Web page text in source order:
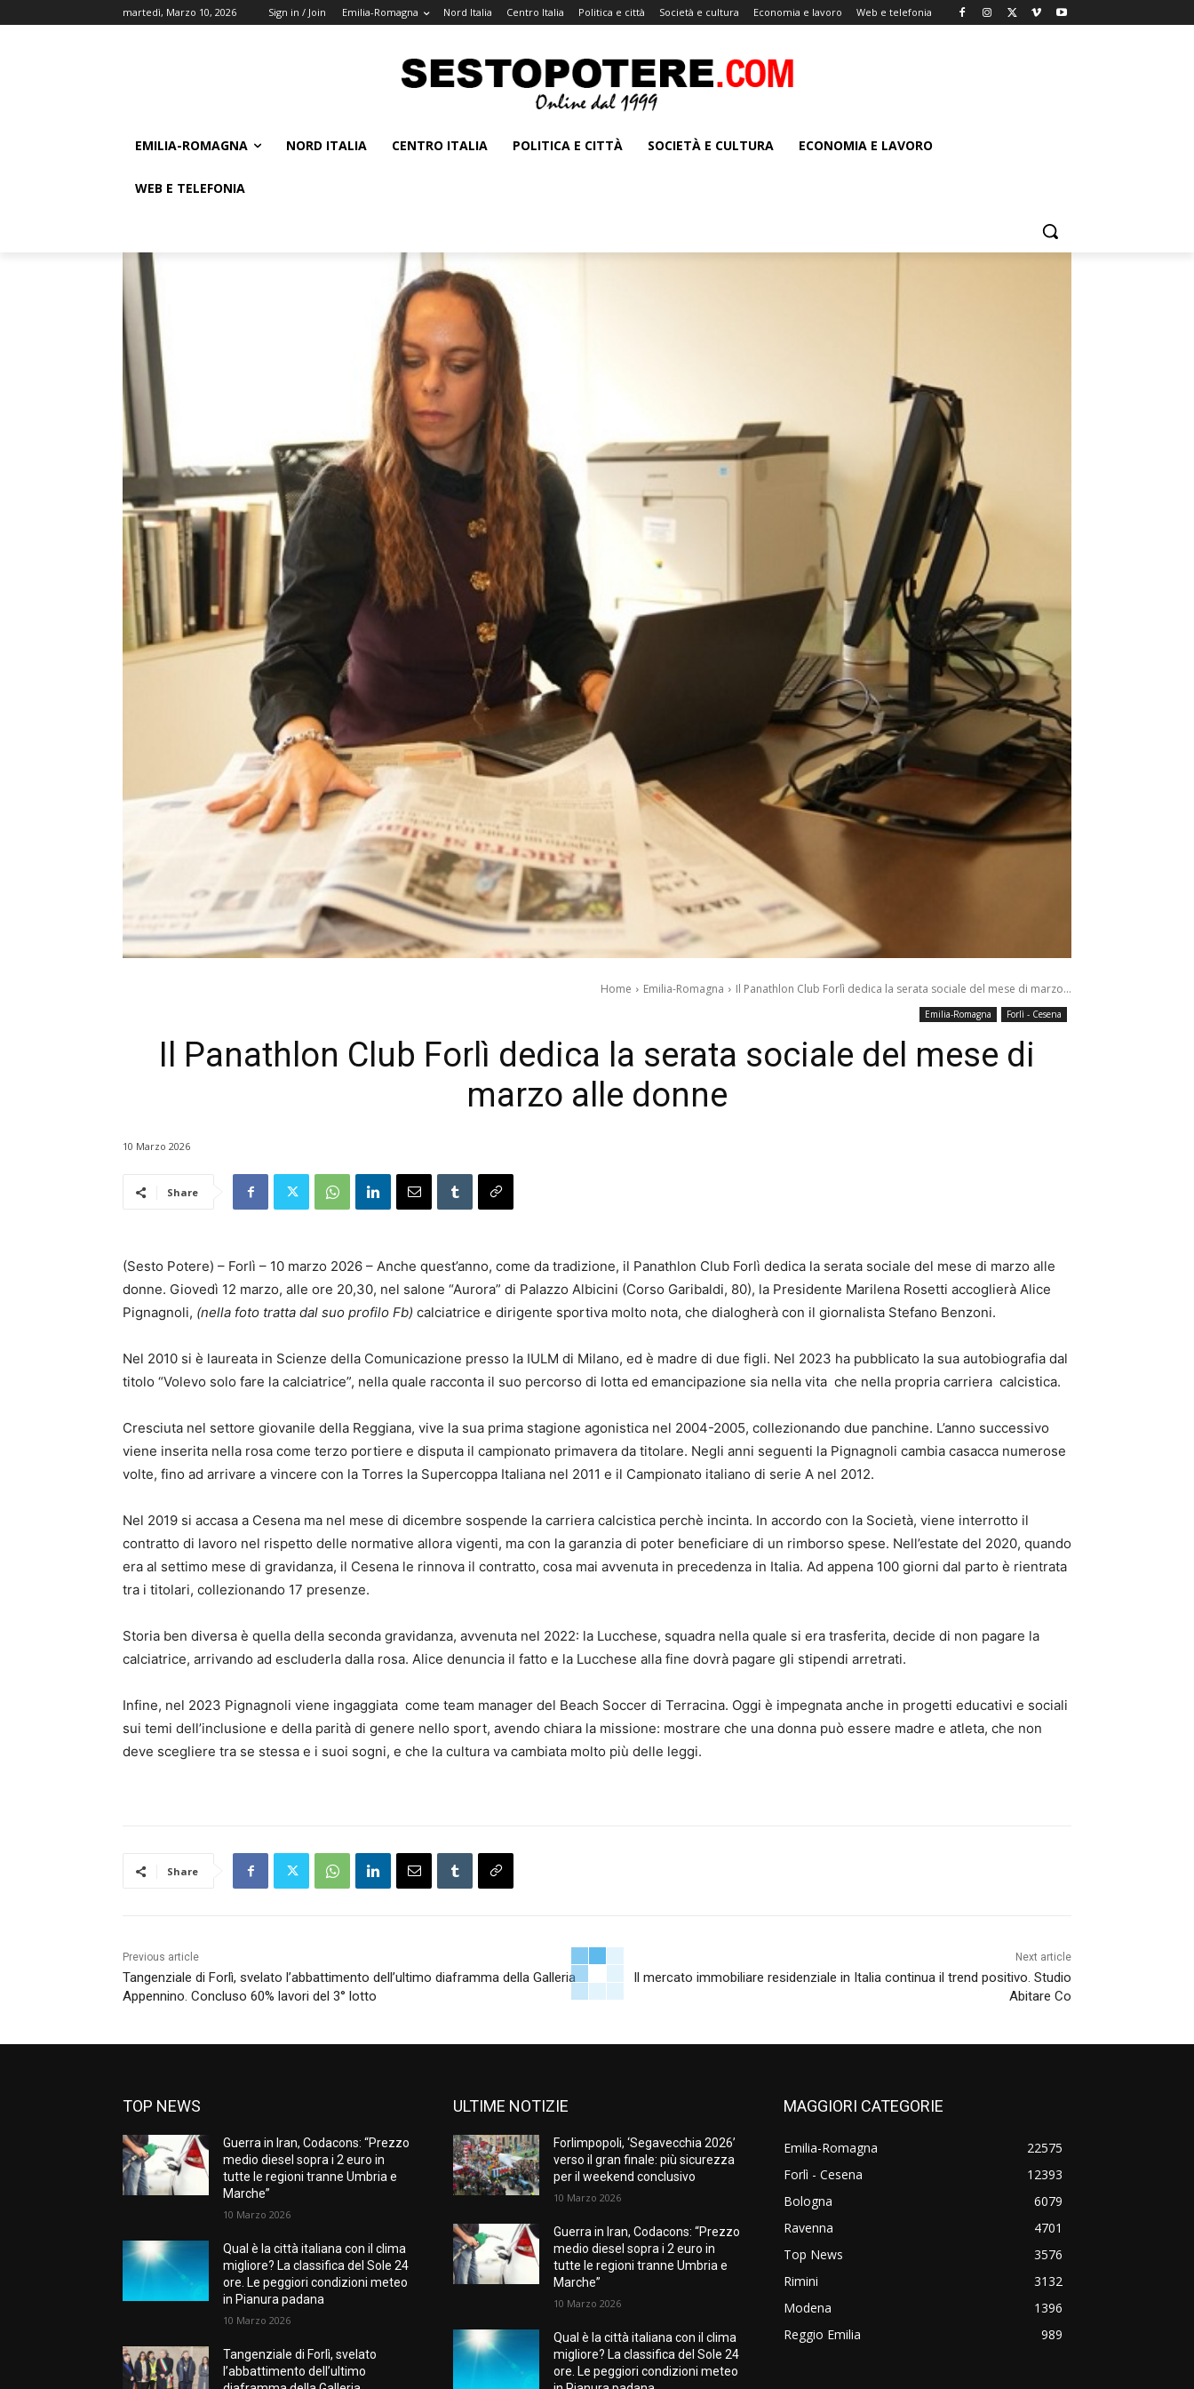
martedì, Marzo 10, 2026 Sign in / Join Emilia-Romagna Nord Italia Centro Italia Politica e città Società e cultura Economia e lavoro Web e telefonia
EMILIA-ROMAGNA NORD ITALIA CENTRO ITALIA POLITICA E CITTÀ SOCIETÀ E CULTURA ECONOMIA E LAVORO
WEB E TELEFONIA
Home Emilia-Romagna Il Panathlon Club Forlì dedica la serata sociale del mese di marzo...
Emilia-Romagna Forlì - Cesena
Il Panathlon Club Forlì dedica la serata sociale del mese di
marzo alle donne
10 Marzo 2026
Share
(Sesto Potere) – Forlì – 10 marzo 2026 – Anche quest’anno, come da tradizione, il Panathlon Club Forlì dedica la serata sociale del mese di marzo alle
donne. Giovedì 12 marzo, alle ore 20,30, nel salone “Aurora” di Palazzo Albicini (Corso Garibaldi, 80), la Presidente Marilena Rosetti accoglierà Alice
Pignagnoli, (nella foto tratta dal suo profilo Fb) calciatrice e dirigente sportiva molto nota, che dialogherà con il giornalista Stefano Benzoni.
Nel 2010 si è laureata in Scienze della Comunicazione presso la IULM di Milano, ed è madre di due figli. Nel 2023 ha pubblicato la sua autobiografia dal
titolo “Volevo solo fare la calciatrice”, nella quale racconta il suo percorso di lotta ed emancipazione sia nella vita che nella propria carriera calcistica.
Cresciuta nel settore giovanile della Reggiana, vive la sua prima stagione agonistica nel 2004-2005, collezionando due panchine. L’anno successivo
viene inserita nella rosa come terzo portiere e disputa il campionato primavera da titolare. Negli anni seguenti la Pignagnoli cambia casacca numerose
volte, fino ad arrivare a vincere con la Torres la Supercoppa Italiana nel 2011 e il Campionato italiano di serie A nel 2012.
Nel 2019 si accasa a Cesena ma nel mese di dicembre sospende la carriera calcistica perchè incinta. In accordo con la Società, viene interrotto il
contratto di lavoro nel rispetto delle normative allora vigenti, ma con la garanzia di poter beneficiare di un rimborso spese. Nell’estate del 2020, quando
era al settimo mese di gravidanza, il Cesena le rinnova il contratto, cosa mai avvenuta in precedenza in Italia. Ad appena 100 giorni dal parto è rientrata
tra i titolari, collezionando 17 presenze.
Storia ben diversa è quella della seconda gravidanza, avvenuta nel 2022: la Lucchese, squadra nella quale si era trasferita, decide di non pagare la
calciatrice, arrivando ad escluderla dalla rosa. Alice denuncia il fatto e la Lucchese alla fine dovrà pagare gli stipendi arretrati.
Infine, nel 2023 Pignagnoli viene ingaggiata come team manager del Beach Soccer di Terracina. Oggi è impegnata anche in progetti educativi e sociali
sui temi dell’inclusione e della parità di genere nello sport, avendo chiara la missione: mostrare che una donna può essere madre e atleta, che non
deve scegliere tra se stessa e i suoi sogni, e che la cultura va cambiata molto più delle leggi.
Share
Previous article
Tangenziale di Forlì, svelato l’abbattimento dell’ultimo diaframma della Galleria
Appennino. Concluso 60% lavori del 3° lotto
Next article
Il mercato immobiliare residenziale in Italia continua il trend positivo. Studio
Abitare Co
TOP NEWS
Guerra in Iran, Codacons: “Prezzo
medio diesel sopra i 2 euro in
tutte le regioni tranne Umbria e
Marche”
10 Marzo 2026
Qual è la città italiana con il clima
migliore? La classifica del Sole 24
ore. Le peggiori condizioni meteo
in Pianura padana
10 Marzo 2026
Tangenziale di Forlì, svelato
l’abbattimento dell’ultimo
ULTIME NOTIZIE
Forlimpopoli, ‘Segavecchia 2026’
verso il gran finale: più sicurezza
per il weekend conclusivo
10 Marzo 2026
Guerra in Iran, Codacons: “Prezzo
medio diesel sopra i 2 euro in
tutte le regioni tranne Umbria e
Marche”
10 Marzo 2026
Qual è la città italiana con il clima
migliore? La classifica del Sole 24
ore. Le peggiori condizioni meteo
MAGGIORI CATEGORIE
Emilia-Romagna
22575
Forlì - Cesena
12393
Bologna
6079
Ravenna
4701
Top News
3576
Rimini
3132
Modena
1396
Reggio Emilia
989